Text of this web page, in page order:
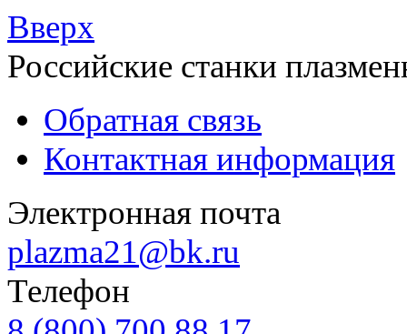
Вверх
Российские станки
Обратная связь
Контактная информация
Электронная почта
plazma21@bk.ru
Телефон